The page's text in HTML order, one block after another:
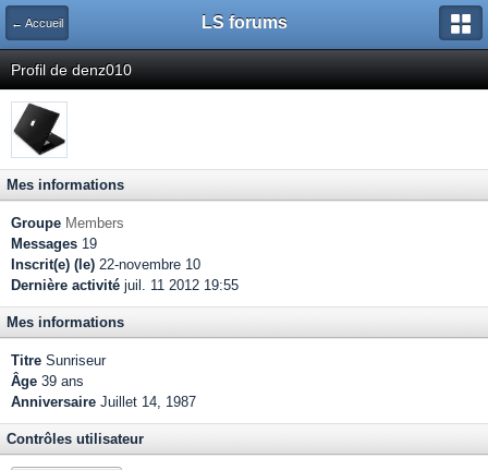
← Accueil LS forums
Profil de denz010
Mes informations
Groupe Members
Messages 19
Inscrit(e) (le) 22-novembre 10
Dernière activité juil. 11 2012 19:55
Mes informations
Titre Sunriseur
Âge 39 ans
Anniversaire Juillet 14, 1987
Contrôles utilisateur